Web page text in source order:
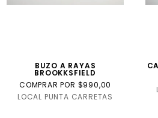
BUZO A RAYAS
BROOKKSFIELD
COMPRAR POR $990,00
LOCAL PUNTA CARRETAS